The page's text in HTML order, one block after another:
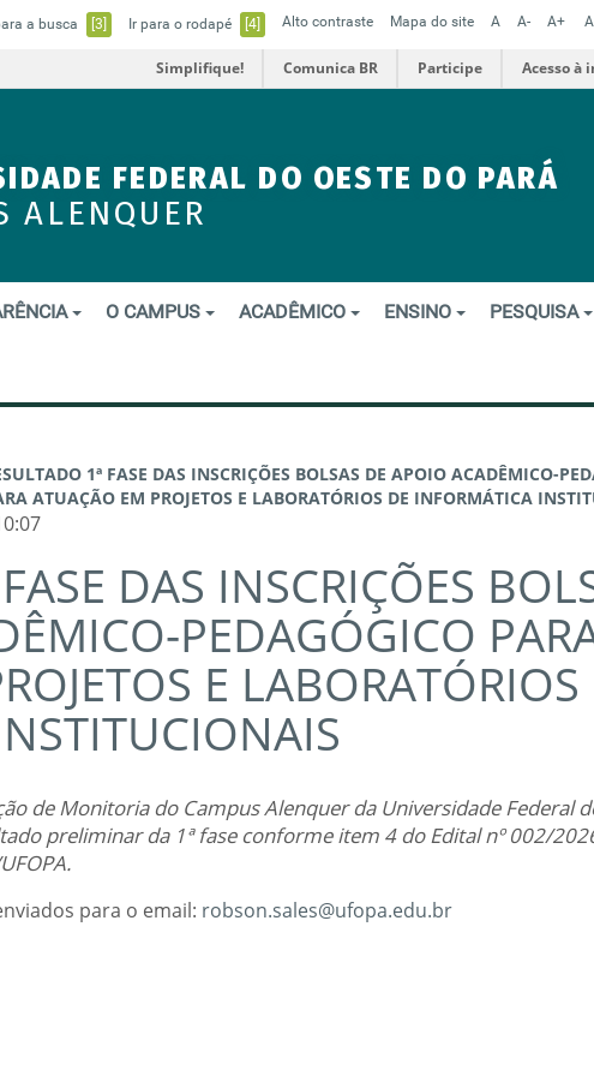
a busca [3] Ir para o rodapé [4] Alto contraste Mapa do site A A- A+
Simplifique! Comunica BR Participe Acesso à
FEDERAL DO OESTE DO PARÁ
ALENQUER
O CAMPUS ACADÊMICO ENSINO PESQUISA
1ª FASE DAS INSCRIÇÕES BOLSAS DE APOIO ACADÊMICO-
ATUAÇÃO EM PROJETOS E LABORATÓRIOS DE INFORMÁTICA
DAS INSCRIÇÕES
PEDAGÓGICO
E LABORATÓRIOS
de Monitoria do Campus Alenquer da Universidade Federal
preliminar da 1ª fase conforme item 4 do Edital nº 002/
para o email: robson.sales@ufopa.edu.br